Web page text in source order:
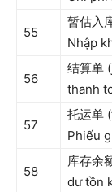
55
暂估入
Nhập
56
结算单
thanh
57
托运单
Phiếu
58
库存余
dư tồn